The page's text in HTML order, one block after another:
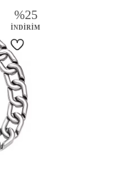
%25
İNDIRIM